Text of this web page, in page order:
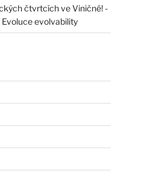
čtvrtcích ve Viničné! -
Evoluce evolvability